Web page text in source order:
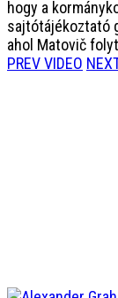
hogy a
sajtótájékoztató
ahol Matovič
PREV VIDEO